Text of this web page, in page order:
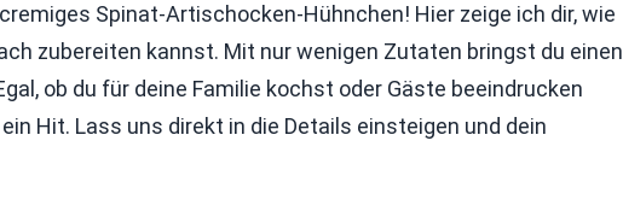
Spinat-Artischocken-Hühnchen! Hier zeige ich dir, wie
zubereiten kannst. Mit nur wenigen Zutaten bringst du einen
ob du für deine Familie kochst oder Gäste beeindrucken
Hit. Lass uns direkt in die Details einsteigen und dein